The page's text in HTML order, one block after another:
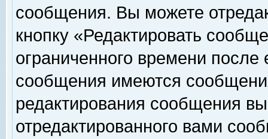
сообщения. Вы можете
кнопку «Редактировать
ограниченного времени
сообщения имеются
редактирования сообщения
отредактированного вами